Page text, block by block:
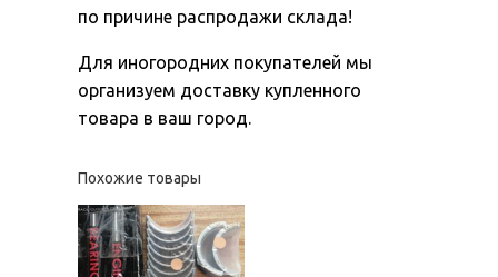
по причине распродажи склада!
Для иногородних покупателей мы
организуем доставку купленного
товара в ваш город.
Похожие товары